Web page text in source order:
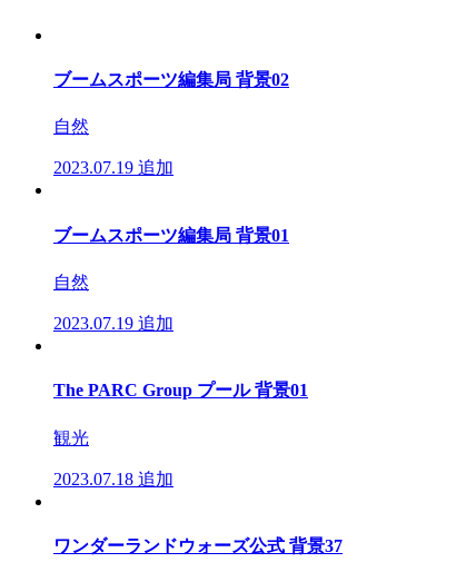
ブームスポーツ編集局 背景02
自然
2023.07.19 追加
ブームスポーツ編集局 背景01
自然
2023.07.19 追加
The PARC Group プール 背景01
観光
2023.07.18 追加
ワンダーランドウォーズ公式 背景37